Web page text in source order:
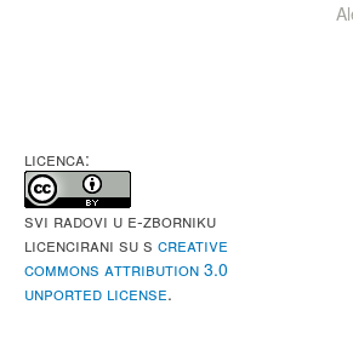
LICENCA:
Svi radovi u e-Zborniku
licencirani su s Creative
Commons Attribution 3.0
Unported License.